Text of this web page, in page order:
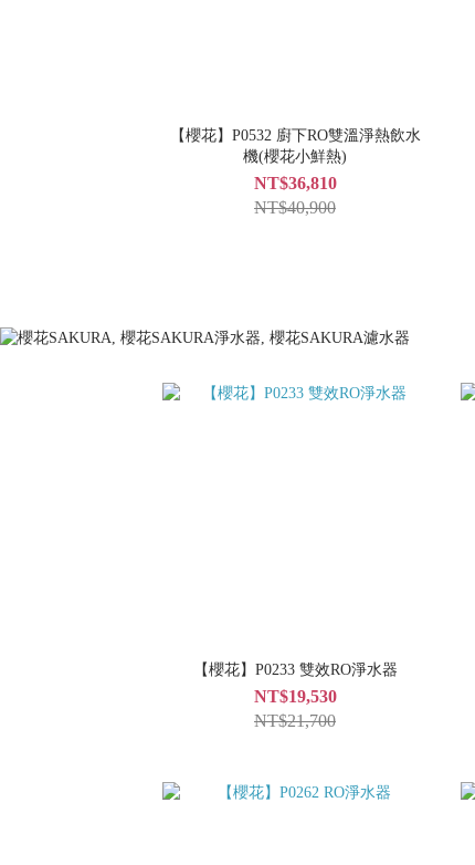
【櫻花】P0532 廚下RO雙溫淨熱飲水
機(櫻花小鮮熱)
NT$36,810
NT$40,900
【櫻花】P0233 雙效RO淨水器
NT$19,530
NT$21,700